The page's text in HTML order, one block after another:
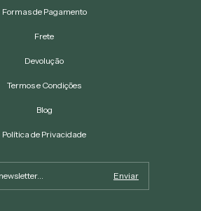
Formas de Pagamento
Frete
Devolução
Termos e Condições
Blog
Política de Privacidade